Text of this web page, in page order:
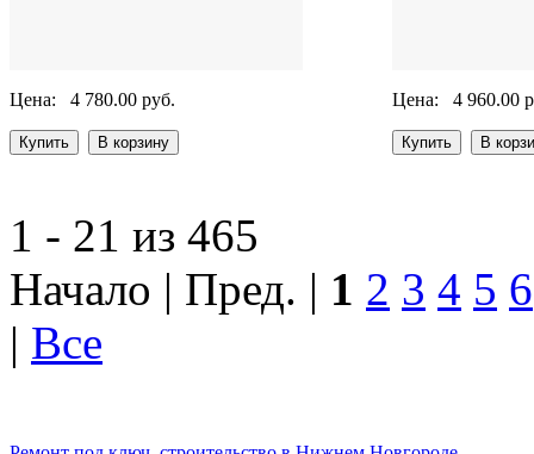
Цена: 4 780.00 руб. Цена: 4 960.00
1 - 21 из 465
Начало | Пред. | 1 2 3 4 5 6
| Все